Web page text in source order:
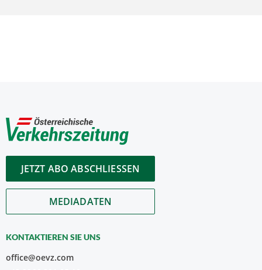
JETZT ABO ABSCHLIESSEN
MEDIADATEN
KONTAKTIEREN SIE UNS
office@oevz.com